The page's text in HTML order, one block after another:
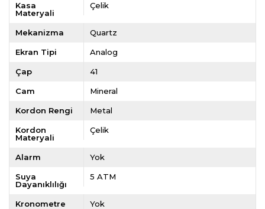
Kasa
Materyali
Çelik
Mekanizma Quartz
Ekran Tipi Analog
Çap 41
Cam Mineral
Kordon Rengi Metal
Kordon
Materyali
Çelik
Alarm Yok
Suya
Dayanıklılığı
5 ATM
Kronometre Yok